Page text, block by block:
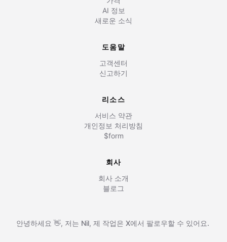
AI 정보
새로운 소식
도움말
고객센터
신고하기
리소스
서비스 약관
개인정보 처리방침
$form
회사
회사 소개
블로그
안녕하세요 👋, 저는 Nil, 제 작업은 X에서 팔로우할 수 있어요.